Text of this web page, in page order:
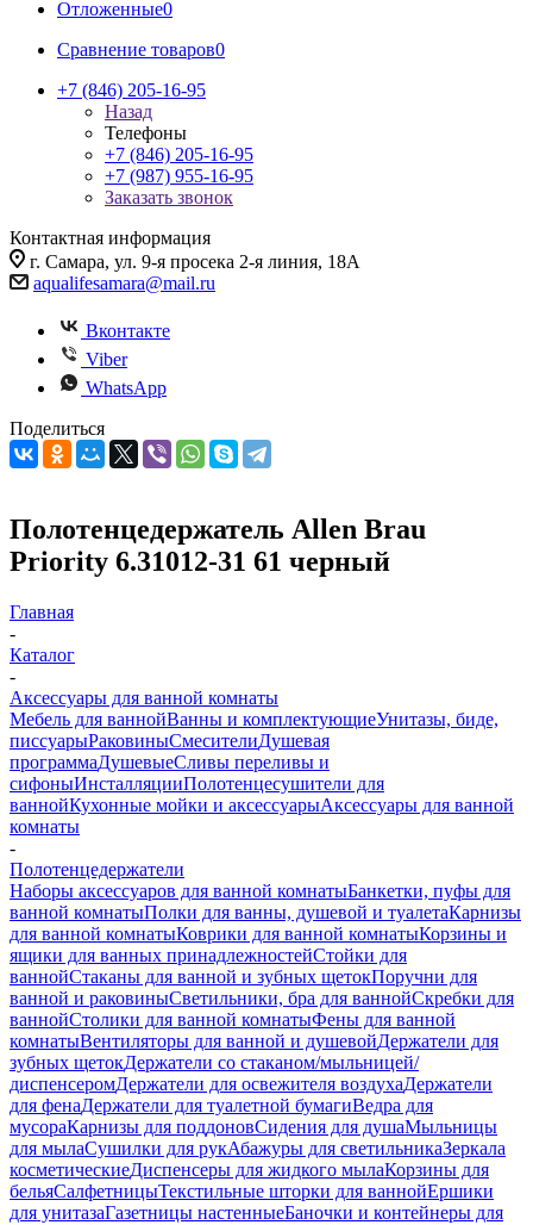
Отложенные0
Сравнение товаров0
+7 (846) 205-16-95
Назад
Телефоны
+7 (846) 205-16-95
+7 (987) 955-16-95
Заказать звонок
Контактная информация
г. Самара, ул. 9-я просека 2-я линия, 18А
aqualifesamara@mail.ru
Вконтакте
Viber
WhatsApp
Поделиться
Полотенцедержатель Allen Brau
Priority 6.31012-31 61 черный
Главная
-
Каталог
-
Аксессуары для ванной комнаты
Мебель для ваннойВанны и комплектующиеУнитазы, биде,
писсуарыРаковиныСмесителиДушевая
программаДушевыеСливы переливы и
сифоныИнсталляцииПолотенцесушители для
ваннойКухонные мойки и аксессуарыАксессуары для ванной
комнаты
-
Полотенцедержатели
Наборы аксессуаров для ванной комнатыБанкетки, пуфы для
ванной комнатыПолки для ванны, душевой и туалетаКарнизы
для ванной комнатыКоврики для ванной комнатыКорзины и
ящики для ванных принадлежностейСтойки для
ваннойСтаканы для ванной и зубных щетокПоручни для
ванной и раковиныСветильники, бра для ваннойСкребки для
ваннойСтолики для ванной комнатыФены для ванной
комнатыВентиляторы для ванной и душевойДержатели для
зубных щетокДержатели со стаканом/мыльницей/
диспенсеромДержатели для освежителя воздухаДержатели
для фенаДержатели для туалетной бумагиВедра для
мусораКарнизы для поддоновСидения для душаМыльницы
для мылаСушилки для рукАбажуры для светильникаЗеркала
косметическиеДиспенсеры для жидкого мылаКорзины для
бельяСалфетницыТекстильные шторки для ваннойЕршики
для унитазаГазетницы настенныеБаночки и контейнеры для